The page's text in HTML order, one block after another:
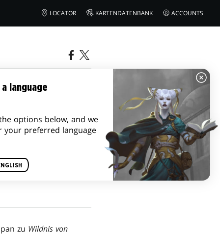
LOCATOR KARTENDATENBANK ACCOUNTS
– DIE
zu Wildnis von
a language
options below, and we
your preferred language